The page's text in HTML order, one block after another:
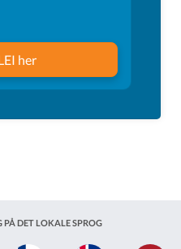
her
PÅ DET LOKALE SPROG